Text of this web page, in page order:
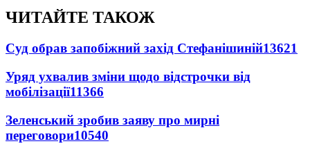
ЧИТАЙТЕ ТАКОЖ
Суд обрав запобіжний захід Стефанішиній13621
Уряд ухвалив зміни щодо відстрочки від
мобілізації11366
Зеленський зробив заяву про мирні
переговори10540